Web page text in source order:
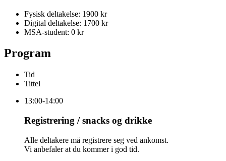
Fysisk deltakelse: 1900 kr
Digital deltakelse: 1700 kr
MSA-student: 0 kr
Program
Tid
Tittel
13:00-14:00
Registrering / snacks og drikke
Alle deltakere må registrere seg ved ankomst.
Vi anbefaler at du kommer i god tid.